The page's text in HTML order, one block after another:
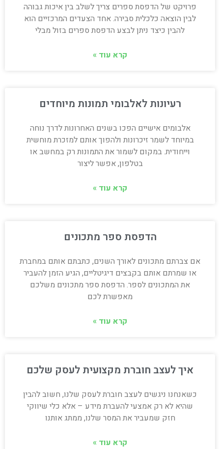
פרויקט של הדפסת ספרים צריך לשלב בין איכות גבוהה
לבין הוצאה כלכלית סבירה. אחד הצעדים המרכזיים הוא
להבין כיצד ניתן לבצע הדפסת ספרים בזול מבלי
קרא עוד »
רעיונות לאלבומי תמונות מיוחדים
אלבומים אישיים הפכו בשנים האחרונות לדרך נוחה
במיוחד לשמר זיכרונות ולהפוך אותם למזכרת מוחשית
וייחודית. במקום לשמור את התמונות רק במחשב או
בטלפון, אפשר ליצור
קרא עוד »
הדפסת ספר מתכונים
אם צברתם מתכונים לאורך השנים, כתבתם אותם במחברת
או שמרתם אותם בקבצים דיגיטליים, הגיע הזמן להעביר
את המתכונים לספר. הדפסת ספר מתכונים משלכם
מאפשרת לכם
קרא עוד »
איך לעצב חוברת מקצועית לעסק שלכם
כשאנחנו ניגשים לעצב חוברת לעסק שלנו, חשוב להבין
שהיא לא רק אמצעי להעברת מידע – אלא כלי שיווקי
חזק שמעביר את המסר שלנו, ממתג אותנו
קרא עוד »